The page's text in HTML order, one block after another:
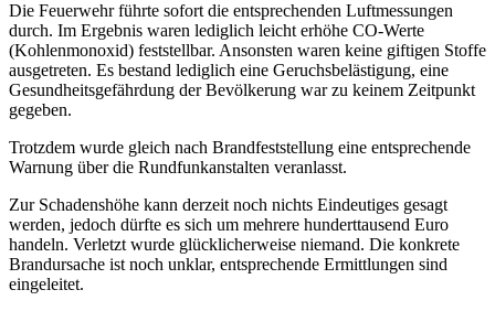
Die Feuerwehr führte sofort die entsprechenden Luftmessungen
durch. Im Ergebnis waren lediglich leicht erhöhe CO-Werte
(Kohlenmonoxid) feststellbar. Ansonsten waren keine giftigen Stoffe
ausgetreten. Es bestand lediglich eine Geruchsbelästigung, eine
Gesundheitsgefährdung der Bevölkerung war zu keinem Zeitpunkt
gegeben.
Trotzdem wurde gleich nach Brandfeststellung eine entsprechende
Warnung über die Rundfunkanstalten veranlasst.
Zur Schadenshöhe kann derzeit noch nichts Eindeutiges gesagt
werden, jedoch dürfte es sich um mehrere hunderttausend Euro
handeln. Verletzt wurde glücklicherweise niemand. Die konkrete
Brandursache ist noch unklar, entsprechende Ermittlungen sind
eingeleitet.